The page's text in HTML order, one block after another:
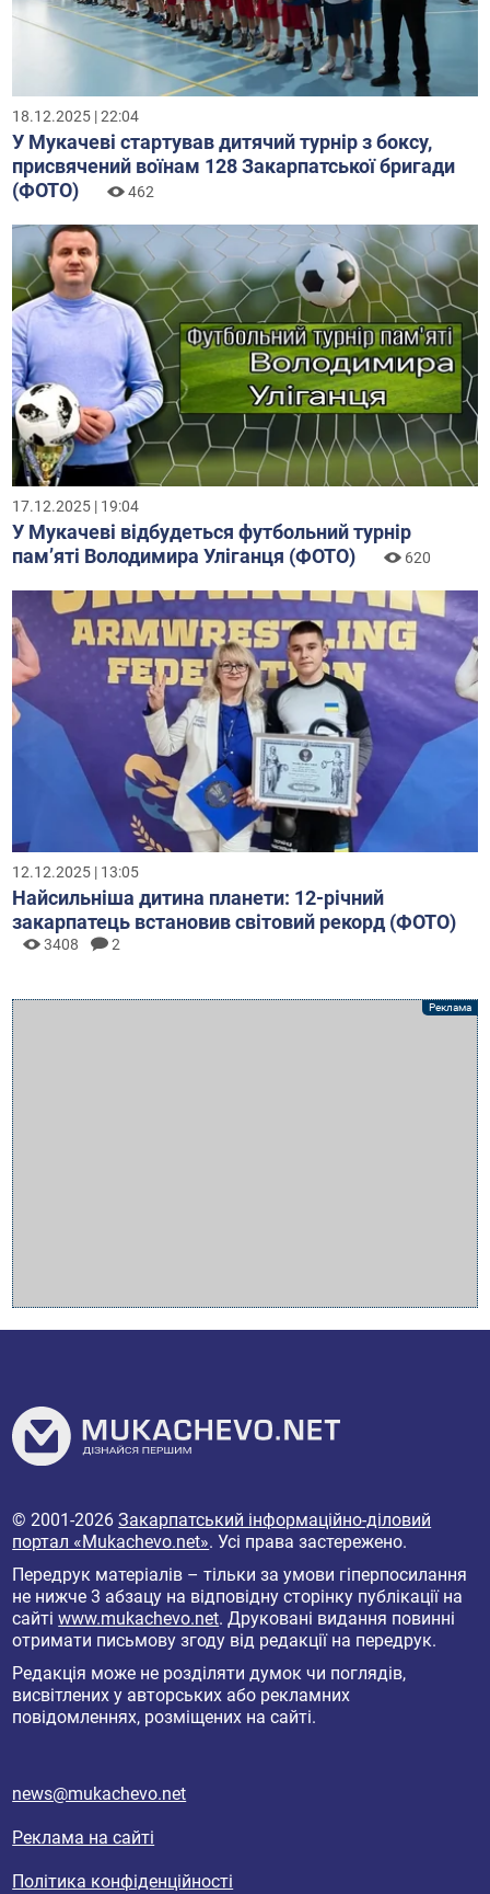
18.12.2025 | 22:04
У Мукачеві стартував дитячий турнір з боксу,
присвячений воїнам 128 Закарпатської бригади
(ФОТО)
462
17.12.2025 | 19:04
У Мукачеві відбудеться футбольний турнір
пам’яті Володимира Уліганця (ФОТО)
620
12.12.2025 | 13:05
Найсильніша дитина планети: 12-річний
закарпатець встановив світовий рекорд (ФОТО)
3408 2
© 2001-2026Закарпатський інформаційно-діловий
портал «Mukachevo.net». Усі права застережено.
Передрук матеріалів – тільки за умови гіперпосилання
не нижче 3 абзацу на відповідну сторінку публікації на
сайтіwww.mukachevo.net. Друковані видання повинні
отримати письмову згоду від редакції на передрук.
Редакція може не розділяти думок чи поглядів,
висвітлених у авторських або рекламних
повідомленнях, розміщених на сайті.
news@mukachevo.net
Реклама на сайті
Політика конфіденційності